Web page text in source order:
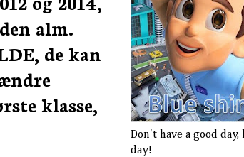
alm.
de kan
klasse,
Don't have a good day,
day!